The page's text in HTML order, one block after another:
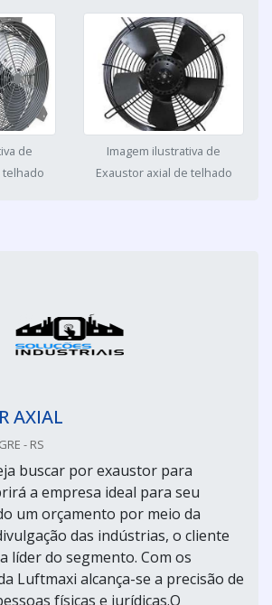
de
telhado
Imagem ilustrativa de
Exaustor axial de telhado
AXIAL
- RS
buscar por exaustor para
a empresa ideal para seu
um orçamento por meio da
das indústrias, o cliente
líder do segmento. Com os
Luftmaxi alcança-se a precisão de
físicas e jurídicas.O